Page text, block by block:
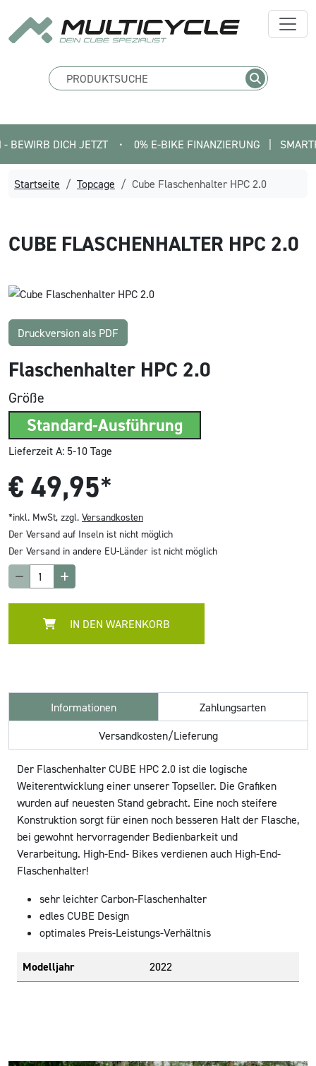
DICH JETZT • 0% E-BIKE FINANZIERUNG   |
Startseite Topcage Cube Flaschenhalter HPC 2.0
CUBE FLASCHENHALTER HPC 2.0
Druckversion als PDF
Flaschenhalter HPC 2.0
Größe
Standard-Ausführung
Lieferzeit A: 5-10 Tage
€ 49,95*
*inkl. MwSt, zzgl. Versandkosten
Der Versand auf Inseln ist nicht möglich
Der Versand in andere EU-Länder ist nicht möglich
IN DEN WARENKORB
Informationen
Zahlungsarten
Versandkosten/Lieferung
Der Flaschenhalter CUBE HPC 2.0 ist die logische
Weiterentwicklung einer unserer Topseller. Die Grafiken
wurden auf neuesten Stand gebracht. Eine noch steifere
Konstruktion sorgt für einen noch besseren Halt der Flasche,
bei gewohnt hervorragender Bedienbarkeit und
Verarbeitung. High-End- Bikes verdienen auch High-End-
Flaschenhalter!
sehr leichter Carbon-Flaschenhalter
edles CUBE Design
optimales Preis-Leistungs-Verhältnis
Modelljahr 2022